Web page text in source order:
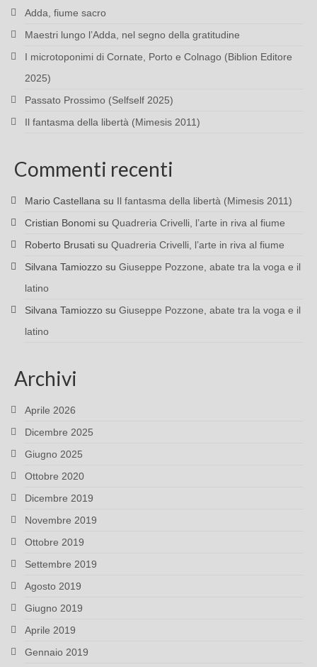
Adda, fiume sacro
Maestri lungo l’Adda, nel segno della gratitudine
I microtoponimi di Cornate, Porto e Colnago (Biblion Editore
2025)
Passato Prossimo (Selfself 2025)
Il fantasma della libertà (Mimesis 2011)
Commenti recenti
Mario Castellana su Il fantasma della libertà (Mimesis 2011)
Cristian Bonomi su Quadreria Crivelli, l’arte in riva al fiume
Roberto Brusati su Quadreria Crivelli, l’arte in riva al fiume
Silvana Tamiozzo su Giuseppe Pozzone, abate tra la voga e il
latino
Silvana Tamiozzo su Giuseppe Pozzone, abate tra la voga e il
latino
Archivi
Aprile 2026
Dicembre 2025
Giugno 2025
Ottobre 2020
Dicembre 2019
Novembre 2019
Ottobre 2019
Settembre 2019
Agosto 2019
Giugno 2019
Aprile 2019
Gennaio 2019